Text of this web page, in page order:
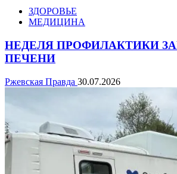
ЗДОРОВЬЕ
МЕДИЦИНА
НЕДЕЛЯ ПРОФИЛАКТИКИ
ПЕЧЕНИ
Ржевская Правда 30.07.2026